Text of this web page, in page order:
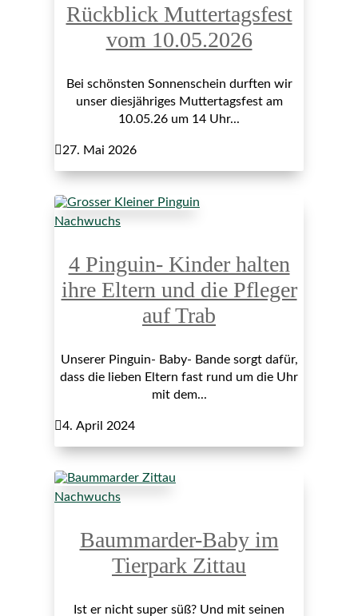
Rückblick Muttertagsfest
vom 10.05.2026
Bei schönsten Sonnenschein durften wir
unser diesjähriges Muttertagsfest am
10.05.26 um 14 Uhr...
27. Mai 2026
Nachwuchs
4 Pinguin- Kinder halten
ihre Eltern und die Pfleger
auf Trab
Unserer Pinguin- Baby- Bande sorgt dafür,
dass die lieben Eltern fast rund um die Uhr
mit dem...
4. April 2024
Nachwuchs
Baummarder-Baby im
Tierpark Zittau
Ist er nicht super süß? Und mit seinen